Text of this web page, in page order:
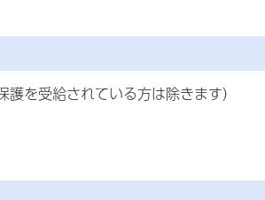
を受給されている方は除きます）